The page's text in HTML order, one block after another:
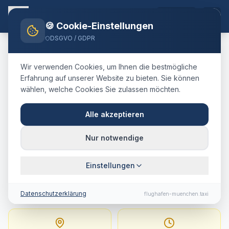
Home Blog TaxiMayrhofenMünchen Airport
🇦🇹 Österreich·Bezirk Schwaz, Tirol (Zillertal)
TaxiMayrhofen→
Flughafen München
Festpreis, Fahrtdauer &
Tipps
🍪 Cookie-Einstellungen
DSGVO / GDPR
Wir verwenden Cookies, um Ihnen die bestmögliche
Erfahrung auf unserer Website zu bieten. Sie können
wählen, welche Cookies Sie zulassen möchten.
Alle akzeptieren
Nur notwendige
Einstellungen
Datenschutzerklärung flughafen-muenchen.taxi